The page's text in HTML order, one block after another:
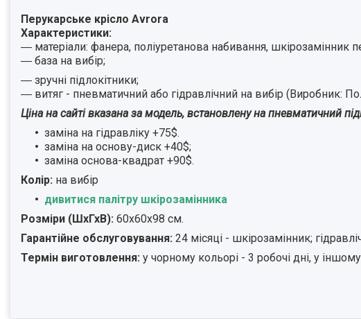
Перукарське крісло Avrora
Характеристики:
― матеріали: фанера, поліуретанова набивання, шкірозамінник
― база на вибір;
― зручні підлокітники;
― витяг - пневматичний або гідравлічний на вибір (Виробник:
Ціна на сайті вказана за модель, встановлену на пневматичний
заміна на гідравліку +75$.
заміна на основу-диск +40$;
заміна основа-квадрат +90$.
Колір: на вибір
дивитися палітру шкірозамінника
Розміри (ШхГхВ): 60х60х98 см.
Гарантійне обслуговування: 24 місяці - шкірозамінник;
Термін виготовлення: у чорному кольорі - 3 робочі дні, у